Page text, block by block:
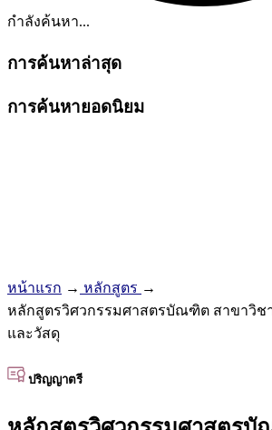
กำลังค้นหา...
การค้นหาล่าสุด
การค้นหายอดนิยม
หน้าแรก → หลักสูตร →
หลักสูตรวิศวกรรมศาสตรบัณฑิต สาขาวิช
และวัสดุ
ปริญญาตรี